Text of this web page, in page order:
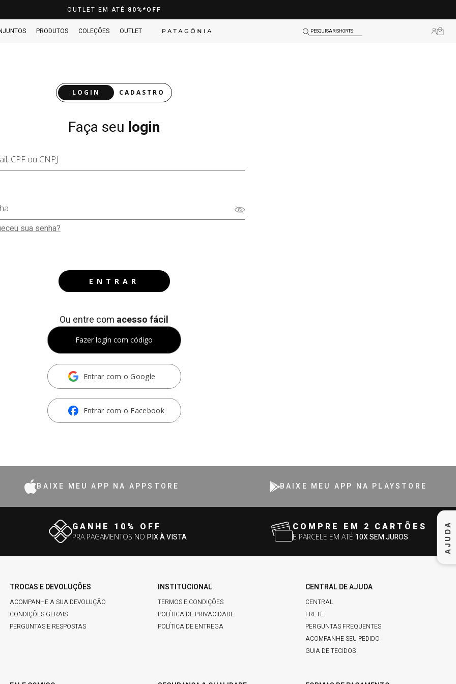
OUTLET EM ATÉ 80%*OFF
PRODUTOS COLEÇÕES OUTLET PESQUISAR:SHORTS
LOGIN CADASTRO
Faça seu login
sua senha?
ENTRAR
Ou entre com acesso fácil
Fazer login com código
Entrar com o Google
Entrar com o Facebook
BAIXE MEU APP NA APPSTORE BAIXE MEU APP NA PLAYSTORE
GANHE 10% OFF
PRA PAGAMENTOS NO PIX À VISTA
COMPRE EM 2 CARTÕES
E PARCELE EM ATÉ 10X SEM JUROS
TROCAS E DEVOLUÇÕES
ACOMPANHE A SUA DEVOLUÇÃO
CONDIÇÕES GERAIS
PERGUNTAS E RESPOSTAS
INSTITUCIONAL
TERMOS E CONDIÇÕES
POLÍTICA DE PRIVACIDADE
POLÍTICA DE ENTREGA
CENTRAL DE AJUDA
CENTRAL
FRETE
PERGUNTAS FREQUENTES
ACOMPANHE SEU PEDIDO
GUIA DE TECIDOS
AJUDA